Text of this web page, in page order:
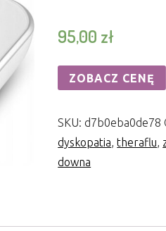
95,00 zł
ZOBACZ CENĘ
SKU:d7b0eba0de78
dyskopatia,theraflu,
downa